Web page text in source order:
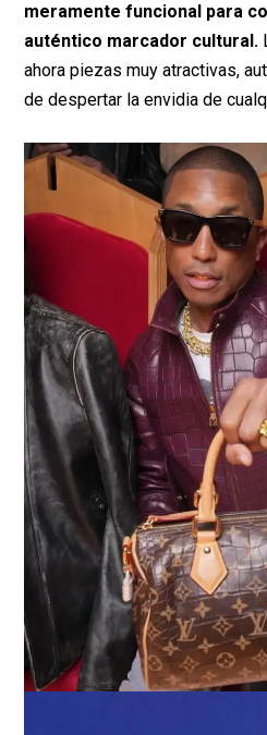
meramente funcional para
auténtico marcador cultural.
ahora piezas muy atractivas,
de despertar la envidia de